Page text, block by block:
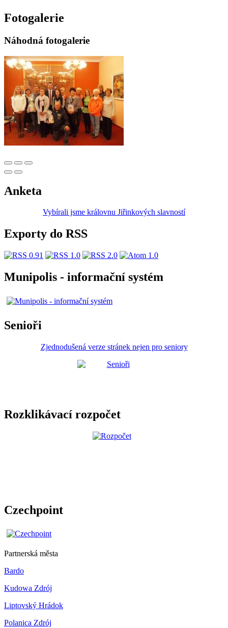
Fotogalerie
Náhodná fotogalerie
Anketa
Vybírali jsme královnu Jiřinkových slavností
Exporty do RSS
Munipolis - informační systém
Senioři
Zjednodušená verze stránek nejen pro seniory
Rozklikávací rozpočet
Czechpoint
Partnerská města
Bardo
Kudowa Zdrój
Liptovský Hrádok
Polanica Zdrój